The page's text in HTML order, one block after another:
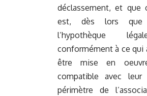
déclassement, et que
est, dès lors que
l’hypothèque
conformément à ce qui
être mise en
compatible avec
périmètre de